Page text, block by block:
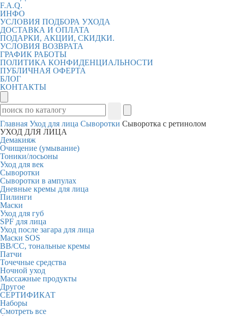
F.A.Q.
ИНФО
УСЛОВИЯ ПОДБОРА УХОДА
ДОСТАВКА И ОПЛАТА
ПОДАРКИ, АКЦИИ, СКИДКИ.
УСЛОВИЯ ВОЗВРАТА
ГРАФИК РАБОТЫ
ПОЛИТИКА КОНФИДЕНЦИАЛЬНОСТИ
ПУБЛИЧНАЯ ОФЕРТА
БЛОГ
КОНТАКТЫ
Главная Уход для лица Сыворотки Сыворотка с ретинолом
УХОД ДЛЯ ЛИЦА
Демакияж
Очищение (умывание)
Тоники/лосьоны
Уход для век
Сыворотки
Сыворотки в ампулах
Дневные кремы для лица
Пилинги
Маски
Уход для губ
SPF для лица
Уход после загара для лица
Маски SOS
BB/CC, тональные кремы
Патчи
Точечные средства
Ночной уход
Массажные продукты
Другое
СЕРТИФИКАТ
Наборы
Смотреть все